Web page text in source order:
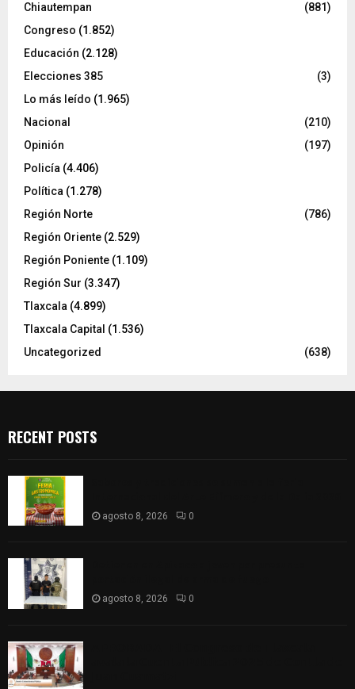
Chiautempan
(881)
Congreso (1.852)
Educación (2.128)
Elecciones 385
(3)
Lo más leído (1.965)
Nacional
(210)
Opinión
(197)
Policía (4.406)
Política (1.278)
Región Norte
(786)
Región Oriente (2.529)
Región Poniente (1.109)
Región Sur (3.347)
Tlaxcala (4.899)
Tlaxcala Capital (1.536)
Uncategorized
(638)
RECENT POSTS
agosto 8, 2026 0
agosto 8, 2026 0